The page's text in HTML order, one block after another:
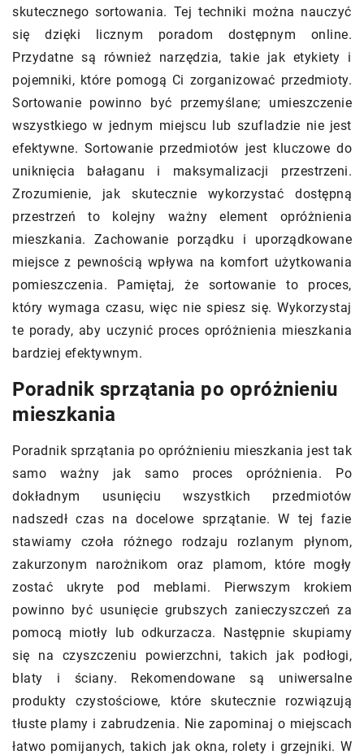
skutecznego sortowania. Tej techniki można nauczyć
się dzięki licznym poradom dostępnym online.
Przydatne są również narzędzia, takie jak etykiety i
pojemniki, które pomogą Ci zorganizować przedmioty.
Sortowanie powinno być przemyślane; umieszczenie
wszystkiego w jednym miejscu lub szufladzie nie jest
efektywne. Sortowanie przedmiotów jest kluczowe do
uniknięcia bałaganu i maksymalizacji przestrzeni.
Zrozumienie, jak skutecznie wykorzystać dostępną
przestrzeń to kolejny ważny element opróżnienia
mieszkania. Zachowanie porządku i uporządkowane
miejsce z pewnością wpływa na komfort użytkowania
pomieszczenia. Pamiętaj, że sortowanie to proces,
który wymaga czasu, więc nie spiesz się. Wykorzystaj
te porady, aby uczynić proces opróżnienia mieszkania
bardziej efektywnym.
Poradnik sprzątania po opróżnieniu
mieszkania
Poradnik sprzątania po opróżnieniu mieszkania jest tak
samo ważny jak samo proces opróżnienia. Po
dokładnym usunięciu wszystkich przedmiotów
nadszedł czas na docelowe sprzątanie. W tej fazie
stawiamy czoła różnego rodzaju rozlanym płynom,
zakurzonym narożnikom oraz plamom, które mogły
zostać ukryte pod meblami. Pierwszym krokiem
powinno być usunięcie grubszych zanieczyszczeń za
pomocą miotły lub odkurzacza. Następnie skupiamy
się na czyszczeniu powierzchni, takich jak podłogi,
blaty i ściany. Rekomendowane są uniwersalne
produkty czystościowe, które skutecznie rozwiązują
tłuste plamy i zabrudzenia. Nie zapominaj o miejscach
łatwo pomijanych, takich jak okna, rolety i grzejniki. W